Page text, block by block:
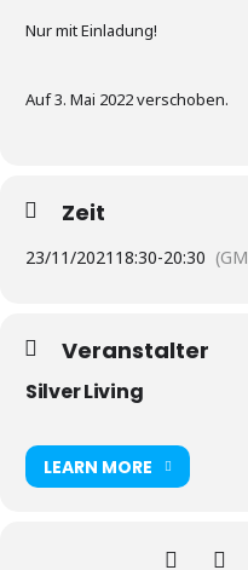
Nur mit Einladung!
Auf 3. Mai 2022 verschoben.
Zeit
23/11/2021 18:30-20:30
Veranstalter
Silver Living
LEARN MORE